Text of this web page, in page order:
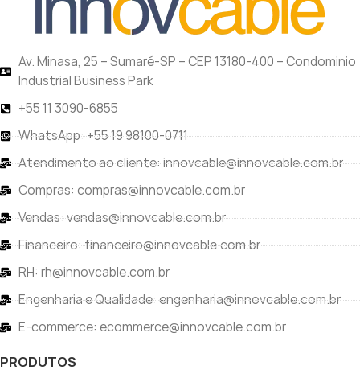
Av. Minasa, 25 – Sumaré-SP – CEP 13180-400 – Condominio
Industrial Business Park
+55 11 3090-6855
WhatsApp: +55 19 98100-0711
Atendimento ao cliente: innovcable@innovcable.com.br
Compras: compras@innovcable.com.br
Vendas: vendas@innovcable.com.br
Financeiro: financeiro@innovcable.com.br
RH: rh@innovcable.com.br
Engenharia e Qualidade: engenharia@innovcable.com.br
E-commerce: ecommerce@innovcable.com.br
PRODUTOS